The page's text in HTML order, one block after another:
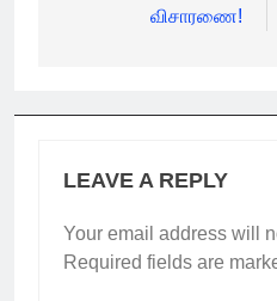
விசாரணை!
LEAVE A REPLY
Your email address will
Required fields are